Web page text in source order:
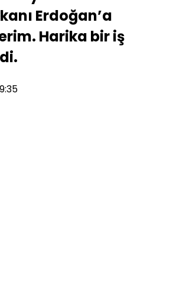
Erdoğan’a
Harika bir iş